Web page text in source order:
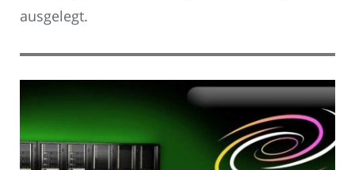
ausgelegt.